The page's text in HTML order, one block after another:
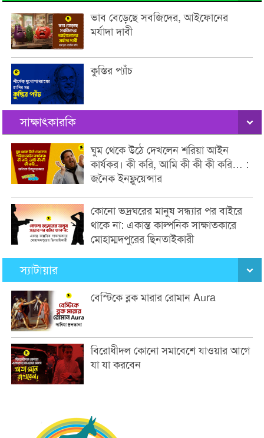
ভাব বেড়েছে সবজিদের, আইফোনের
মর্যাদা দাবী
কুস্তির প্যাঁচ
সাক্ষাৎকারকি
ঘুম থেকে উঠে দেখলেন শরিয়া আইন
কার্যকর। কী করি, আমি কী কী কী করি… :
জনৈক ইনফ্লুয়েন্সার
কোনো ভদ্রঘরের মানুষ সন্ধ্যার পর বাইরে
থাকে না: একান্ত কাল্পনিক সাক্ষাতকারে
মোহাম্মদপুরের ছিনতাইকারী
স্যাটায়ার
বেস্টিকে ব্লক মারার রোমান Aura
বিরোধীদল কোনো সমাবেশে যাওয়ার আগে
যা যা করবেন